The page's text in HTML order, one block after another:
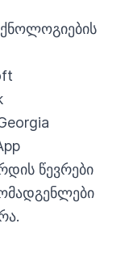
წევრები